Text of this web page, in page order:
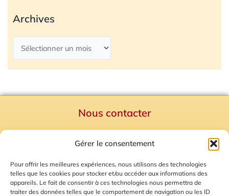
Gérer le consentement
Pour offrir les meilleures expériences, nous utilisons des technologies
telles que les cookies pour stocker et/ou accéder aux informations des
appareils. Le fait de consentir à ces technologies nous permettra de
traiter des données telles que le comportement de navigation ou les ID
Archives
Nous contacter
Mentions Légales
Plan du site
Gestion des Cookies